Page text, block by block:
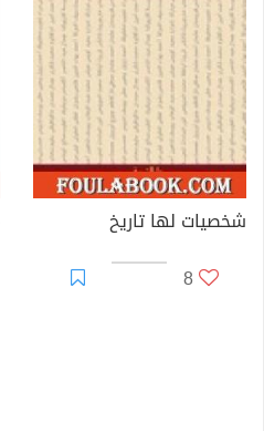
شخصيات لها تاريخ
8